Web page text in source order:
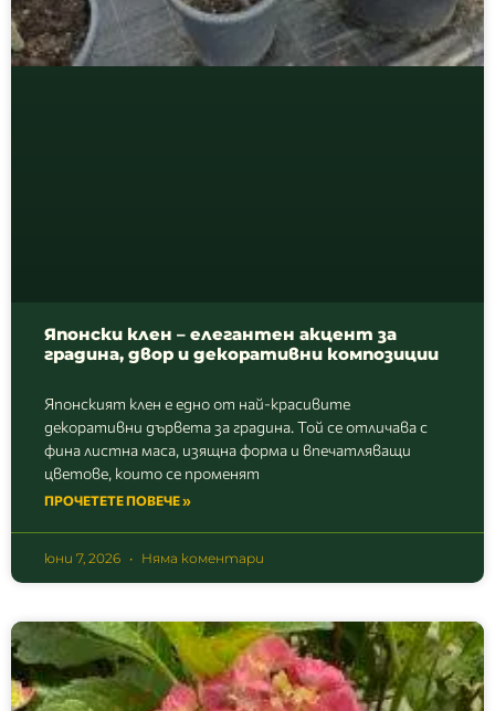
Японски клен – елегантен акцент за
градина, двор и декоративни композиции
Японският клен е едно от най-красивите
декоративни дървета за градина. Той се отличава с
фина листна маса, изящна форма и впечатляващи
цветове, които се променят
ПРОЧЕТЕТЕ ПОВЕЧЕ »
юни 7, 2026 Няма коментари